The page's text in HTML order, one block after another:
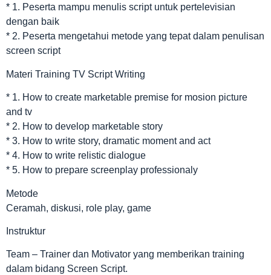
* 1. Peserta mampu menulis script untuk pertelevisian
dengan baik
* 2. Peserta mengetahui metode yang tepat dalam penulisan
screen script
Materi Training TV Script Writing
* 1. How to create marketable premise for mosion picture
and tv
* 2. How to develop marketable story
* 3. How to write story, dramatic moment and act
* 4. How to write relistic dialogue
* 5. How to prepare screenplay professionaly
Metode
Ceramah, diskusi, role play, game
Instruktur
Team – Trainer dan Motivator yang memberikan training
dalam bidang Screen Script.